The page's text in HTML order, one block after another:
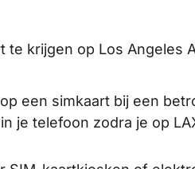
te krijgen op Los Angeles
een simkaart bij een
je telefoon zodra je op